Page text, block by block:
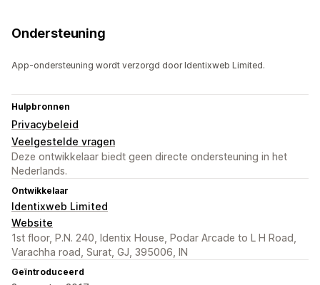
Ondersteuning
App-ondersteuning wordt verzorgd door Identixweb Limited.
Hulpbronnen
Privacybeleid
Veelgestelde vragen
Deze ontwikkelaar biedt geen directe ondersteuning in het
Nederlands.
Ontwikkelaar
Identixweb Limited
Website
1st floor, P.N. 240, Identix House, Podar Arcade to L H Road,
Varachha road, Surat, GJ, 395006, IN
Geïntroduceerd